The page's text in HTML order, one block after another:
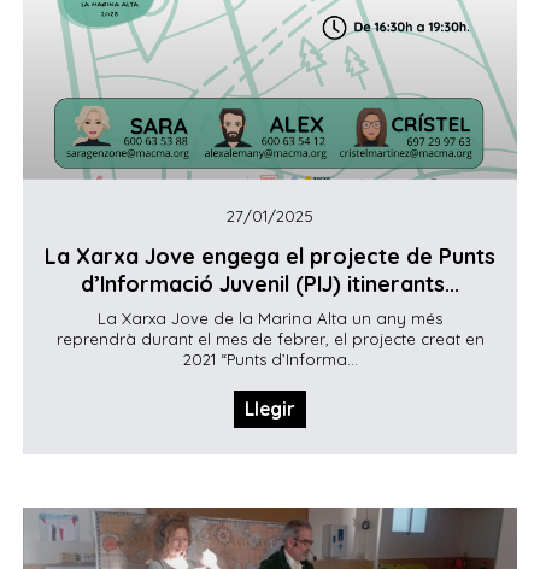
27/01/2025
La Xarxa Jove engega el projecte de Punts
d’Informació Juvenil (PIJ) itinerants...
La Xarxa Jove de la Marina Alta un any més
reprendrà durant el mes de febrer, el projecte creat en
2021 “Punts d’Informa...
Llegir